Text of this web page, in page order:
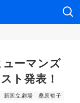
ューマンズ
ト発表！
新国立劇場 桑原裕子